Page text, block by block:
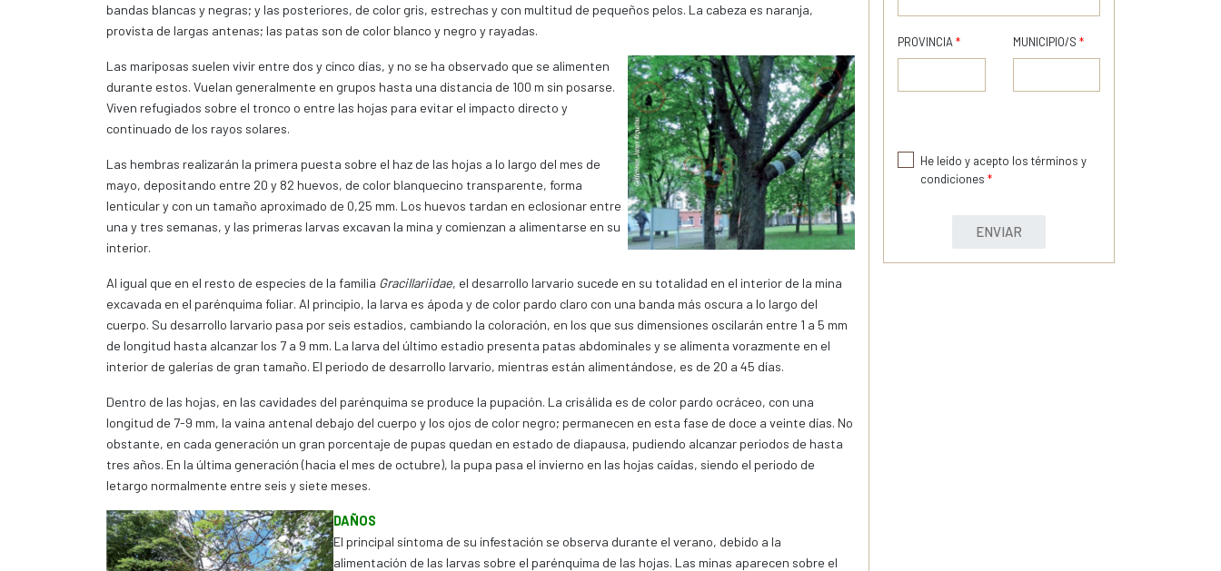
bandas blancas y negras; y las posteriores, de color gris, estrechas y con multitud de pequeños pelos. La cabeza es naranja,
provista de largas antenas; las patas son de color blanco y negro y rayadas.
Las mariposas suelen vivir entre dos y cinco días, y no se ha observado que se alimenten
durante estos. Vuelan generalmente en grupos hasta una distancia de 100 m sin posarse.
Viven refugiados sobre el tronco o entre las hojas para evitar el impacto directo y
continuado de los rayos solares.
Las hembras realizarán la primera puesta sobre el haz de las hojas a lo largo del mes de
mayo, depositando entre 20 y 82 huevos, de color blanquecino transparente, forma
lenticular y con un tamaño aproximado de 0,25 mm. Los huevos tardan en eclosionar entre
una y tres semanas, y las primeras larvas excavan la mina y comienzan a alimentarse en su
interior.
Al igual que en el resto de especies de la familia Gracillariidae, el desarrollo larvario sucede en su totalidad en el interior de la mina
excavada en el parénquima foliar. Al principio, la larva es ápoda y de color pardo claro con una banda más oscura a lo largo del
cuerpo. Su desarrollo larvario pasa por seis estadios, cambiando la coloración, en los que sus dimensiones oscilarán entre 1 a 5 mm
de longitud hasta alcanzar los 7 a 9 mm. La larva del último estadio presenta patas abdominales y se alimenta vorazmente en el
interior de galerías de gran tamaño. El periodo de desarrollo larvario, mientras están alimentándose, es de 20 a 45 días.
Dentro de las hojas, en las cavidades del parénquima se produce la pupación. La crisálida es de color pardo ocráceo, con una
longitud de 7-9 mm, la vaina antenal debajo del cuerpo y los ojos de color negro; permanecen en esta fase de doce a veinte días. No
obstante, en cada generación un gran porcentaje de pupas quedan en estado de diapausa, pudiendo alcanzar periodos de hasta
tres años. En la última generación (hacia el mes de octubre), la pupa pasa el invierno en las hojas caídas, siendo el periodo de
letargo normalmente entre seis y siete meses.
DAÑOS
El principal síntoma de su infestación se observa durante el verano, debido a la
alimentación de las larvas sobre el parénquima de las hojas. Las minas aparecen sobre el
PROVINCIA * MUNICIPIO/S *
He leído y acepto los términos y
condiciones *
ENVIAR